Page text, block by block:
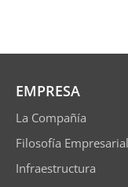
EMPRESA
La Compañía
Filosofía Empresarial
Infraestructura